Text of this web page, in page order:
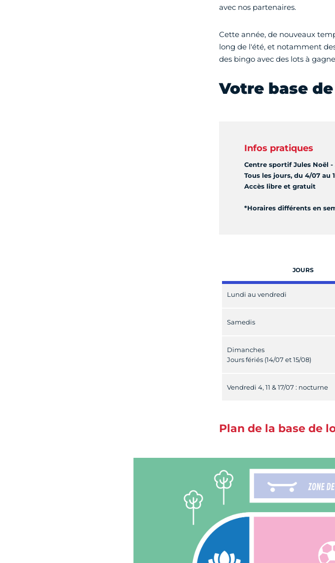
avec nos partenaires.
Cette année, de nouveaux
long de l'été, et notamment
des bingo avec des lots à
Votre base
Infos pratiques
Centre sportif Jules Noël -
Tous les jours, du 4/07 au
Accès libre et gratuit
*Horaires différents en
JOURS
Lundi au vendredi
Samedis
Dimanches
Jours fériés (14/07 et 15/08)
Vendredi 4, 11 & 17/07 : nocturne
Plan de la base de